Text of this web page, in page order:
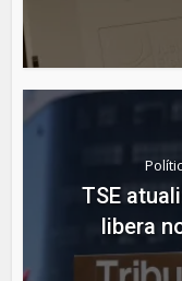
TSE
libera